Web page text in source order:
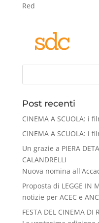
Red
Post recenti
CINEMA A SCUOLA: i
CINEMA A SCUOLA: i
Un grazie a PIERA
CALANDRELLI
Nuova nomina
Proposta di LEGGE IN
notizie per ACEC e
FESTA DEL CINEMA DI